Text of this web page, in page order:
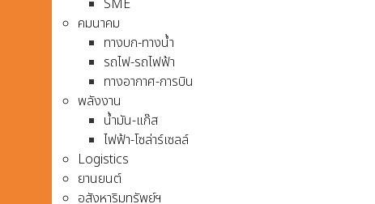
SME
คมนาคม
ทางบก-ทางน้ำ
รถไฟ-รถไฟฟ้า
ทางอากาศ-การบิน
พลังงาน
น้ำมัน-แก๊ส
ไฟฟ้า-โซล่าร์เซลล์
Logistics
ยานยนต์
อสังหาริมทรัพย์ฯ